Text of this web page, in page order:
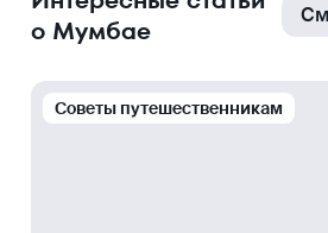
о Мумбае
Cоветы путешественникам